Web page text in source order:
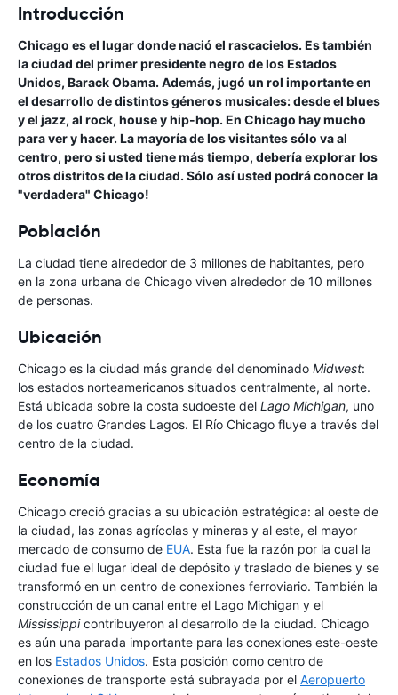
Introducción
Chicago es el lugar donde nació el rascacielos. Es también
la ciudad del primer presidente negro de los Estados
Unidos, Barack Obama. Además, jugó un rol importante en
el desarrollo de distintos géneros musicales: desde el blues
y el jazz, al rock, house y hip-hop. En Chicago hay mucho
para ver y hacer. La mayoría de los visitantes sólo va al
centro, pero si usted tiene más tiempo, debería explorar los
otros distritos de la ciudad. Sólo así usted podrá conocer la
"verdadera" Chicago!
Población
La ciudad tiene alrededor de 3 millones de habitantes, pero
en la zona urbana de Chicago viven alrededor de 10 millones
de personas.
Ubicación
Chicago es la ciudad más grande del denominado Midwest:
los estados norteamericanos situados centralmente, al norte.
Está ubicada sobre la costa sudoeste del Lago Michigan, uno
de los cuatro Grandes Lagos. El Río Chicago fluye a través del
centro de la ciudad.
Economía
Chicago creció gracias a su ubicación estratégica: al oeste de
la ciudad, las zonas agrícolas y mineras y al este, el mayor
mercado de consumo de EUA. Esta fue la razón por la cual la
ciudad fue el lugar ideal de depósito y traslado de bienes y se
transformó en un centro de conexiones ferroviario. También la
construcción de un canal entre el Lago Michigan y el
Mississippicontribuyeron al desarrollo de la ciudad. Chicago
es aún una parada importante para las conexiones este-oeste
en los Estados Unidos. Esta posición como centro de
conexiones de transporte está subrayada por el Aeropuerto